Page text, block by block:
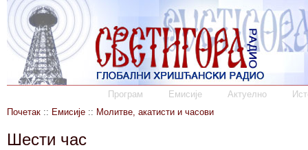
Програм Емисије Актуелно
Почетак :: Емисије :: Молитве, акатисти и часови
Шести час